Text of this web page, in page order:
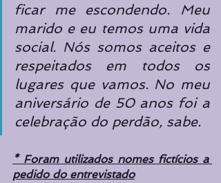
ficar me escondendo. Meu
marido e eu temos uma vida
social. Nós somos aceitos e
respeitados em todos os
lugares que vamos. No meu
aniversário de 50 anos foi a
celebração do perdão, sabe.
* Foram utilizados nomes fictícios a
pedido do entrevistado